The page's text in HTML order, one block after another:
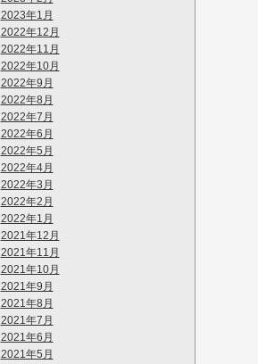
2023年1月
2022年12月
2022年11月
2022年10月
2022年9月
2022年8月
2022年7月
2022年6月
2022年5月
2022年4月
2022年3月
2022年2月
2022年1月
2021年12月
2021年11月
2021年10月
2021年9月
2021年8月
2021年7月
2021年6月
2021年5月